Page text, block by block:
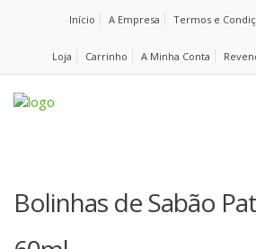
Início A Empresa Termos e
Loja Carrinho A Minha Conta
Bolinhas de Sabão